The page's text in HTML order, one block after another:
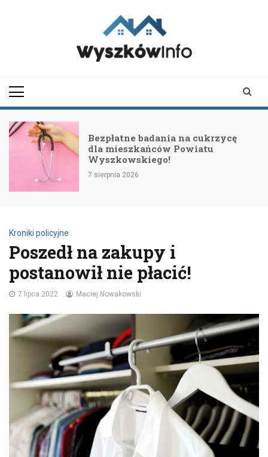
Bezpłatne badania na cukrzycę
dla mieszkańców Powiatu
Wyszkowskiego!
7 sierpnia 2026
Kroniki policyjne
Poszedł na zakupy i
postanowił nie płacić!
7 lipca 2022 Maciej Nowakowski